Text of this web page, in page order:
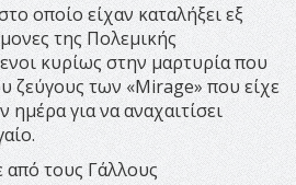
οποίο είχαν καταλήξει εξ
της Πολεμικής
κυρίως στην μαρτυρία που
ζεύγους των «Mirage» που είχε
ημέρα για να αναχαιτίσει
τους Γάλλους